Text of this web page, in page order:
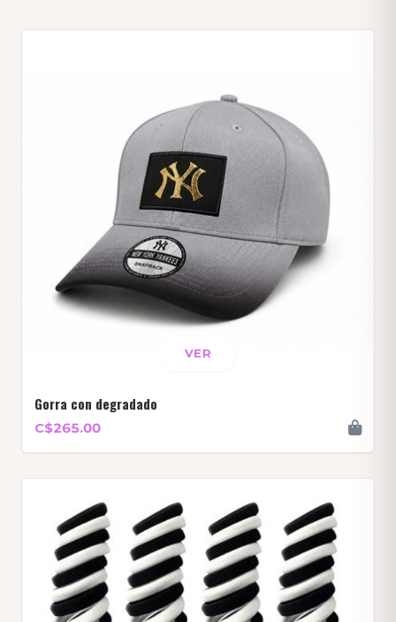
VER
Gorra con degradado
C$265.00